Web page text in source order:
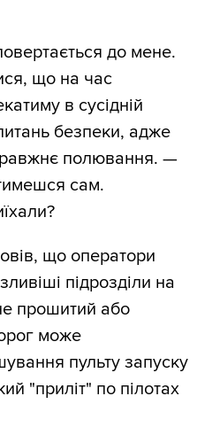
до мене.
що на час
в сусідній
безпеки, адже
полювання. —
сам.
що оператори
підрозділи на
прошитий або
може
пульту запуску
"приліт" по пілотах